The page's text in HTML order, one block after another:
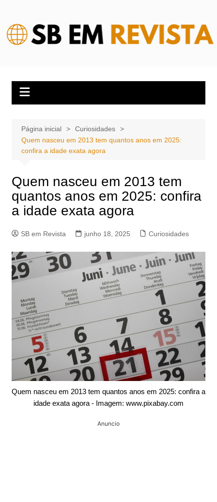
conteúdo
Página inicial
Curiosidades
Quem nasceu em 2013 tem quantos anos em 2025:
confira a idade exata agora
Quem nasceu em 2013 tem
quantos anos em 2025: confira
a idade exata agora
SB em Revista junho 18, 2025 Curiosidades
Quem nasceu em 2013 tem quantos anos em 2025: confira a
idade exata agora - Imagem: www.pixabay.com
Anuncio